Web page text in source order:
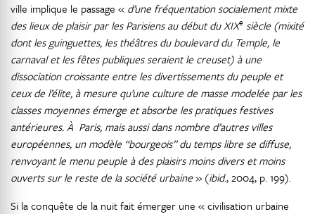
ville implique le passage « d’une fréquentation socialement mixte
des lieux de plaisir par les Parisiens au début duXIXe siècle (mixité
dont les guinguettes, les théâtres du boulevard du Temple, le
carnaval et les fêtes publiques seraient le creuset) à une
dissociation croissante entre les divertissements du peuple et
ceux de l’élite, à mesure qu’une culture de masse modelée par les
classes moyennes émerge et absorbe les pratiques festives
antérieures. À Paris, mais aussi dans nombre d’autres villes
européennes, un modèle “bourgeois” du temps libre se diffuse,
renvoyant le menu peuple à des plaisirs moins divers et moins
ouverts sur le reste de la société urbaine» (ibid., 2004, p. 199).
Si la conquête de la nuit fait émerger une « civilisation urbaine